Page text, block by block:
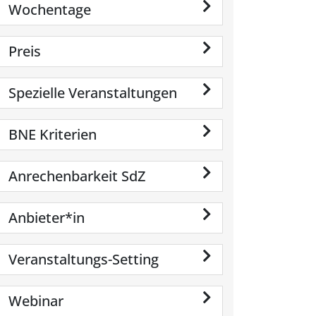
Wochentage
Preis
Spezielle Veranstaltungen
BNE Kriterien
Anrechenbarkeit SdZ
Anbieter*in
Veranstaltungs-Setting
Webinar